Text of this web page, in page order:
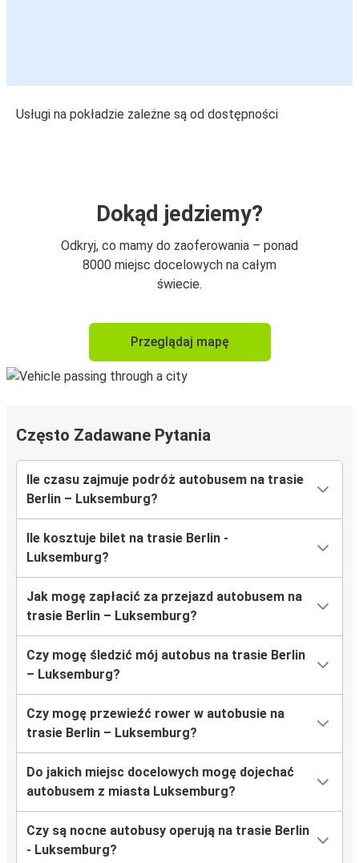
Usługi na pokładzie zależne są od dostępności
Dokąd jedziemy?
Odkryj, co mamy do zaoferowania – ponad
8000 miejsc docelowych na całym
świecie.
Przeglądaj mapę
Często Zadawane Pytania
Ile czasu zajmuje podróż autobusem na trasie
Berlin – Luksemburg?
Ile kosztuje bilet na trasie Berlin -
Luksemburg?
Jak mogę zapłacić za przejazd autobusem na
trasie Berlin – Luksemburg?
Czy mogę śledzić mój autobus na trasie Berlin
– Luksemburg?
Czy mogę przewieźć rower w autobusie na
trasie Berlin – Luksemburg?
Do jakich miejsc docelowych mogę dojechać
autobusem z miasta Luksemburg?
Czy są nocne autobusy operują na trasie Berlin
- Luksemburg?